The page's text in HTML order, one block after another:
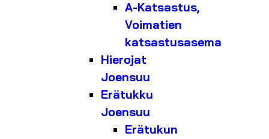
A-Katsastus,
Voimatien
katsastusasema
Hierojat
Joensuu
Erätukku
Joensuu
Erätukun